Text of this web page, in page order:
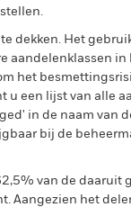
dekken. Het
aandelenklassen
het
u een lijst van alle
in de naam van
bij de
van de daaruit
Aangezien het